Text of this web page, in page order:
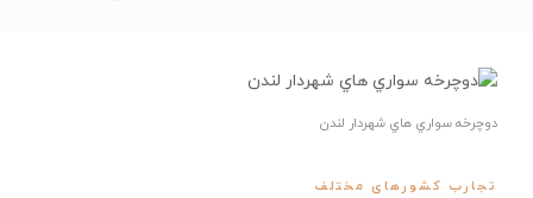
دوچرخه سواري هاي شهردار لندن
تجارب کشورهای مختلف